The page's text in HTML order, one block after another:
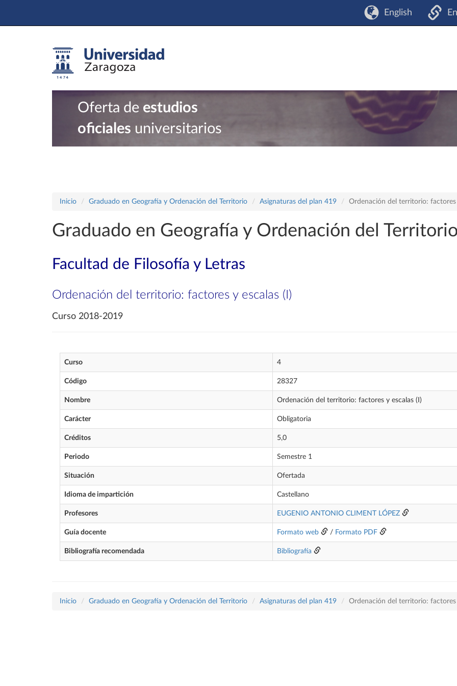
English
Oferta de estudios
oficiales universitarios
Inicio Graduado en Geografía y Ordenación del Territorio Asignaturas del plan 419 Ordenación del territorio: factores
Graduado en Geografía y Ordenación del
Facultad de Filosofía y Letras
Ordenación del territorio: factores y escalas (I)
Curso 2018-2019
Curso 4
Código 28327
Nombre Ordenación del territorio: factores y escalas (I)
Carácter Obligatoria
Créditos 5,0
Periodo Semestre 1
Situación Ofertada
Idioma de impartición Castellano
Profesores EUGENIO ANTONIO CLIMENT LÓPEZ
Guía docente Formato web / Formato PDF
Bibliografía recomendada Bibliografía
Inicio Graduado en Geografía y Ordenación del Territorio Asignaturas del plan 419 Ordenación del territorio: factores